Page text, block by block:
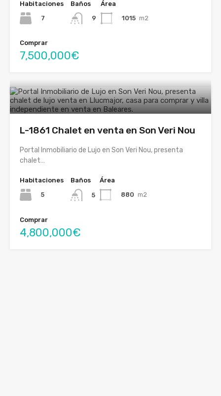
Habitaciones
7
Baños
9
Área
1015 m2
Comprar
7,500,000€
L-1861 Chalet en venta en Son Veri Nou
Portal Inmobiliario de Lujo en Son Veri Nou, presenta
chalet…
Habitaciones
5
Baños
5
Área
880 m2
Comprar
4,800,000€